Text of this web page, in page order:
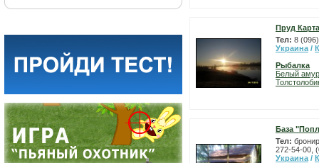
Пруд
Тел: 8
Украина /
Рыбалка
Белый амур
База
Тел:
272-54-00,
Украина /